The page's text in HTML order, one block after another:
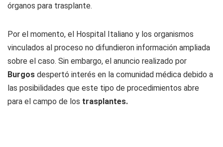
órganos para trasplante.
Por el momento, el Hospital Italiano y los organismos
vinculados al proceso no difundieron información ampliada
sobre el caso. Sin embargo, el anuncio realizado por
Burgos despertó interés en la comunidad médica debido a
las posibilidades que este tipo de procedimientos abre
para el campo de los trasplantes.